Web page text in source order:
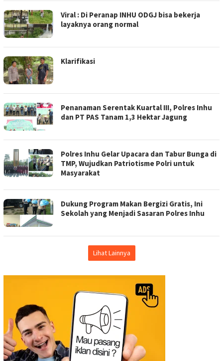
Viral : Di Peranap INHU ODGJ bisa bekerja
layaknya orang normal
Klarifikasi
Penanaman Serentak Kuartal III, Polres Inhu
dan PT PAS Tanam 1,3 Hektar Jagung
Polres Inhu Gelar Upacara dan Tabur Bunga di
TMP, Wujudkan Patriotisme Polri untuk
Masyarakat
Dukung Program Makan Bergizi Gratis, Ini
Sekolah yang Menjadi Sasaran Polres Inhu
Lihat Lainnya